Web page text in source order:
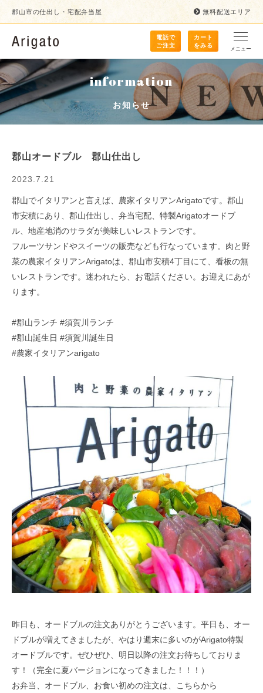
郡山市の仕出し・宅配弁当屋 無料配送エリア
電話で
ご注文
カート
をみる
メニュー
information
お知らせ
郡山オードブル 郡山仕出し
2023.7.21
郡山でイタリアンと言えば、農家イタリアンArigatoです。郡山
市安積にあり、郡山仕出し、弁当宅配、特製Arigatoオードブ
ル、地産地消のサラダが美味しいレストランです。
フルーツサンドやスイーツの販売なども行なっています。肉と野
菜の農家イタリアンArigatoは、郡山市安積4丁目にて、看板の無
いレストランです。迷われたら、お電話ください。お迎えにあが
ります。
#郡山ランチ #須賀川ランチ
#郡山誕生日 #須賀川誕生日
#農家イタリアンarigato
昨日も、オードブルの注文ありがとうございます。平日も、オー
ドブルが増えてきましたが、やはり週末に多いのがArigato特製
オードブルです。ぜひぜひ、明日以降の注文お待ちしておりま
す！（完全に夏バージョンになってきました！！！）
お弁当、オードブル、お食い初めの注文は、こちらから